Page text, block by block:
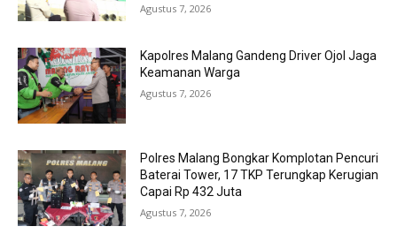
Agustus 7, 2026
Kapolres Malang Gandeng Driver Ojol Jaga
Keamanan Warga
Agustus 7, 2026
Polres Malang Bongkar Komplotan Pencuri
Baterai Tower, 17 TKP Terungkap Kerugian
Capai Rp 432 Juta
Agustus 7, 2026